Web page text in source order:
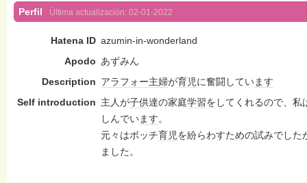
Perfil Última actualización: 02-01-2022
Hatena ID azumin-in-wonderland
Apodo あずみん
Description アラフォー主婦が育児に奮闘しています
Self introduction 主人が子供達の家庭学習をしてくれるので、私
しんでいます。
元々はボッチ育児を紛らわすための試みでした
ました。